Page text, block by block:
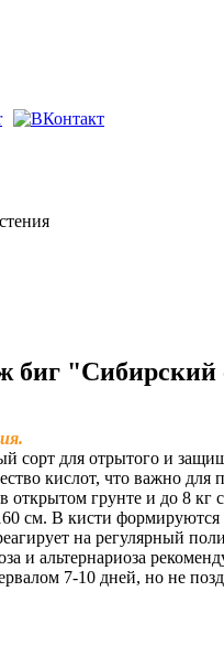
биг "Сибирский
для отрытого и
кислот, что важно для
открытом грунте и до 8
см. В кисти
на регулярный
и альтернариоза
7-10 дней, но не